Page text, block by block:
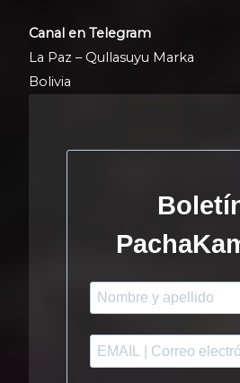
Canal en Telegram
La Paz – Qullasuyu Marka
Bolivia